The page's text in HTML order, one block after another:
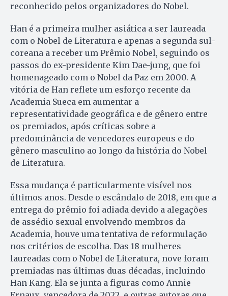
reconhecido pelos organizadores do Nobel.
Han é a primeira mulher asiática a ser laureada
com o Nobel de Literatura e apenas a segunda sul-
coreana a receber um Prêmio Nobel, seguindo os
passos do ex-presidente Kim Dae-jung, que foi
homenageado com o Nobel da Paz em 2000. A
vitória de Han reflete um esforço recente da
Academia Sueca em aumentar a
representatividade geográfica e de gênero entre
os premiados, após críticas sobre a
predominância de vencedores europeus e do
gênero masculino ao longo da história do Nobel
de Literatura.
Essa mudança é particularmente visível nos
últimos anos. Desde o escândalo de 2018, em que a
entrega do prêmio foi adiada devido a alegações
de assédio sexual envolvendo membros da
Academia, houve uma tentativa de reformulação
nos critérios de escolha. Das 18 mulheres
laureadas com o Nobel de Literatura, nove foram
premiadas nas últimas duas décadas, incluindo
Han Kang. Ela se junta a figuras como Annie